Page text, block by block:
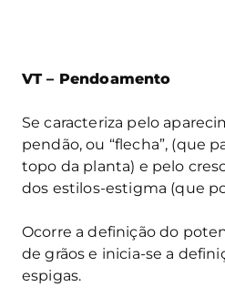
VT – Pendoamento
Se caracteriza pelo
pendão, ou “flecha”, (que
topo da planta) e pelo
dos estilos-estigma (que
Ocorre a definição do
de grãos e inicia-se a
espigas.